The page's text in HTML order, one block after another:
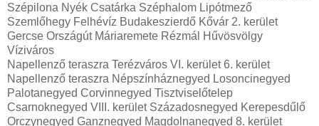
Szépilona Nyék Csatárka Széphalom Lipótmező
Szemlőhegy Felhévíz Budakeszierdő Kővár 2. kerület
Gercse Országút Máriaremete Rézmál Hűvösvölgy
Víziváros
Napellenző teraszra Terézváros VI. kerület 6. kerület
Napellenző teraszra Népszínháznegyed Losoncinegyed
Palotanegyed Corvinnegyed Tisztviselőtelep
Csarnoknegyed VIII. kerület Századosnegyed Kerepesdűlő
Orczynegyed Ganznegyed Magdolnanegyed 8. kerület